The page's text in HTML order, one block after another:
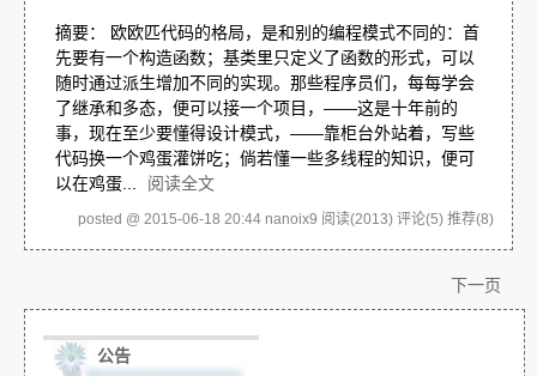
摘要： 欧欧匹代码的格局，是和别的编程模式不同的：首
先要有一个构造函数；基类里只定义了函数的形式，可以
随时通过派生增加不同的实现。那些程序员们，每每学会
了继承和多态，便可以接一个项目，——这是十年前的
事，现在至少要懂得设计模式，——靠柜台外站着，写些
代码换一个鸡蛋灌饼吃；倘若懂一些多线程的知识，便可
以在鸡蛋...
阅读全文
posted @ 2015-06-18 20:44 nanoix9 阅读(2013) 评论(5) 推荐(8)
下一页
公告